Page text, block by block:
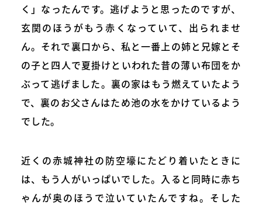
く」なったんです。逃げようと思ったのですが、
玄関のほうがもう赤くなっていて、出られませ
ん。それで裏口から、私と一番上の姉と兄嫁とそ
の子と四人で夏掛けといわれた昔の薄い布団をか
ぶって逃げました。裏の家はもう燃えていたよう
で、裏のお父さんはため池の水をかけているよう
でした。
近くの赤城神社の防空壕にたどり着いたときに
は、もう人がいっぱいでした。入ると同時に赤ち
ゃんが奥のほうで泣いていたんですね。そした